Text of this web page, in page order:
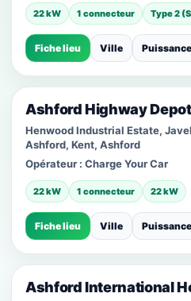
22 kW 1 connecteur Type 2
Fiche lieu Ville Puissance
Ashford Highway Depot
Henwood Industrial Estate,
Ashford, Kent, Ashford
Opérateur : Charge Your Car
22 kW 1 connecteur 22 kW
Fiche lieu Ville Puissance
Ashford International